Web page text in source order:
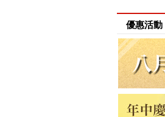
優惠活動